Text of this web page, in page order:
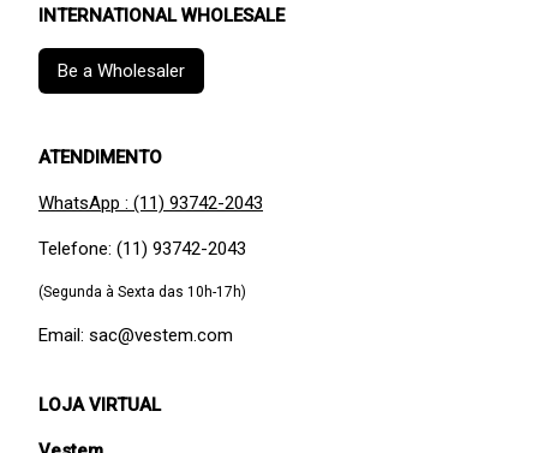
INTERNATIONAL WHOLESALE
Be a Wholesaler
ATENDIMENTO
WhatsApp : (11) 93742-2043
Telefone: (11) 93742-2043
(Segunda à Sexta das 10h-17h)
Email: sac@vestem.com
LOJA VIRTUAL